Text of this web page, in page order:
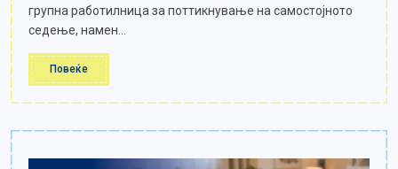
групна работилница за поттикнување на самостојното
седење, намен...
Повеќе